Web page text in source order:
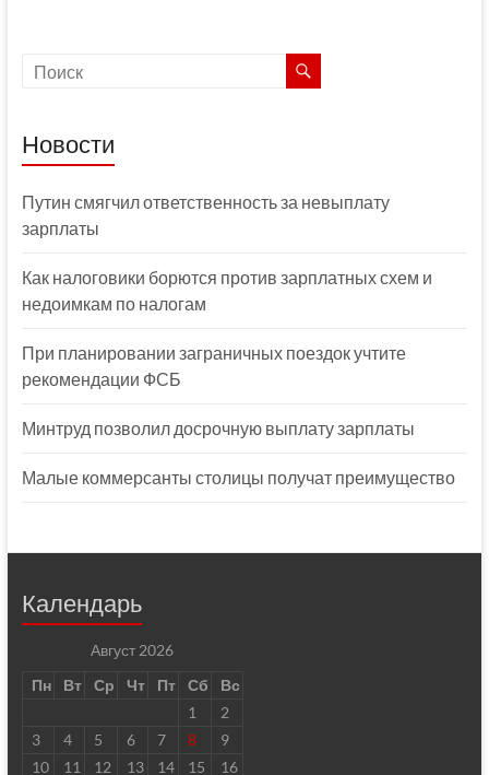
Новости
Путин смягчил ответственность за невыплату
зарплаты
Как налоговики борются против зарплатных схем и
недоимкам по налогам
При планировании заграничных поездок учтите
рекомендации ФСБ
Минтруд позволил досрочную выплату зарплаты
Малые коммерсанты столицы получат преимущество
Календарь
Август 2026
Пн
Вт Ср Чт Пт Сб
Вс
1
2
3
4 5 6 7 8
9
10
11 12 13 14 15
16